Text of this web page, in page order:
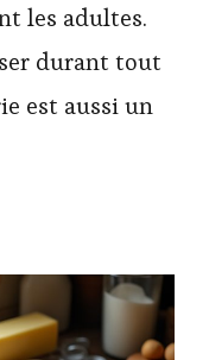
les adultes.
durant tout
est aussi un